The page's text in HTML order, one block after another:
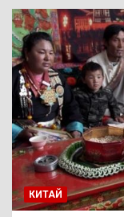
КИТАЙ